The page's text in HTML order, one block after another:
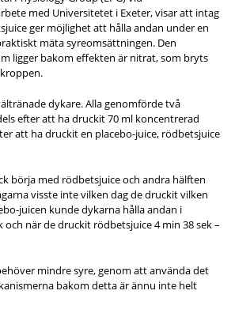
med Universitetet i Exeter, visar att intag
ger möjlighet att hålla andan under en
mäta syreomsättningen. Den
ligger bakom effekten är nitrat, som bryts
dykare. Alla genomförde två
efter att ha druckit 70 ml koncentrerad
att ha druckit en placebo-juice, rödbetsjuice
börja med rödbetsjuice och andra hälften
visste inte vilken dag de druckit vilken
juicen kunde dykarna hålla andan i
och när de druckit rödbetsjuice 4 min 38 sek –
mindre syre, genom att använda det
bakom detta är ännu inte helt